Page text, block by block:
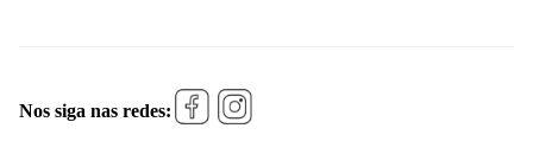
Nos siga nas redes: